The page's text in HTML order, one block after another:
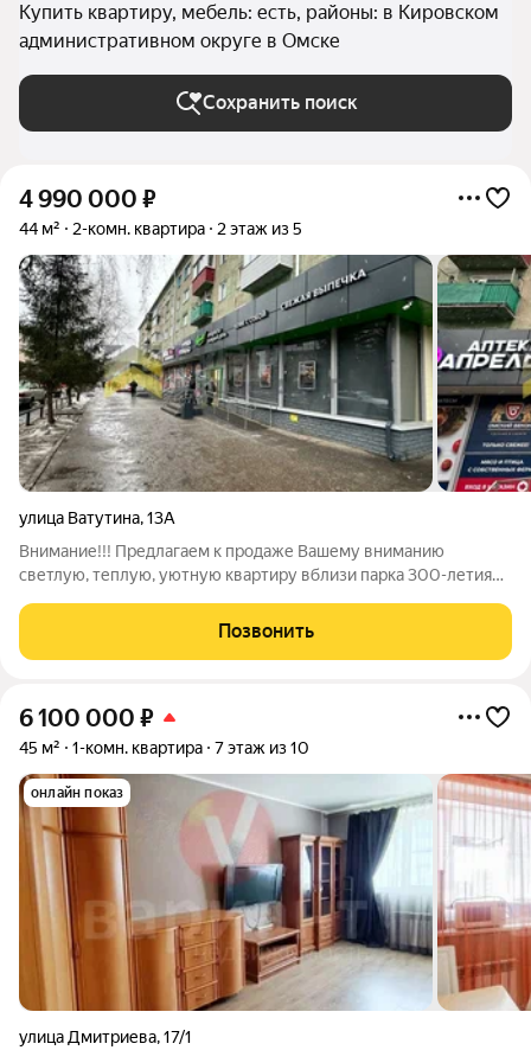
Купить квартиру, мебель: есть, районы: в Кировском
административном округе в Омске
Сохранить поиск
4 990 000 ₽
44 м² 2-комн. квартира 2 этаж из 5
улица Ватутина,13А
Внимание!!! Предлагаем к продаже Вашему вниманию
светлую, теплую, уютную квартиру вблизи парка 300-летия
заменены водопроводные и канализационные трубы в 2021
году, система отопления,
Позвонить
6 100 000 ₽
45 м² 1-комн. квартира 7 этаж из 10
онлайн показ
улица Дмитриева,17/1